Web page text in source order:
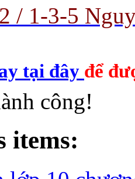
/ 1-3-5
tại đây để
công!
items: